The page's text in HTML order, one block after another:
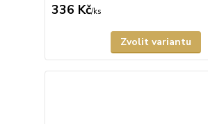
336 Kč/ks
Zvolit variantu